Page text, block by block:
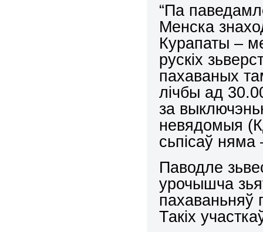
“Па
Менска
Курапаты –
рускіх
пахаваных
лічбы ад
за
невядомыя
сьпісаў
Паводле
урочышча
пахаваньняў
Такіх